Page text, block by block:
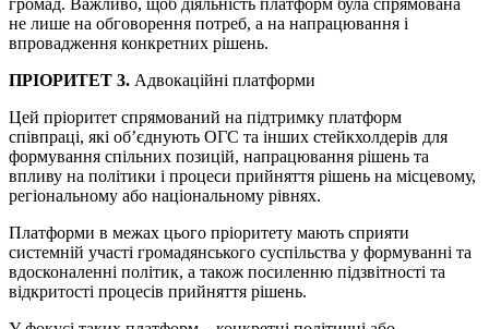
не лише на обговорення потреб, а на напрацювання і
впровадження конкретних рішень.
ПРІОРИТЕТ 3. Адвокаційні платформи
Цей пріоритет спрямований на підтримку платформ
співпраці, які об’єднують ОГС та інших стейкхолдерів для
формування спільних позицій, напрацювання рішень та
впливу на політики і процеси прийняття рішень на місцевому,
регіональному або національному рівнях.
Платформи в межах цього пріоритету мають сприяти
системній участі громадянського суспільства у формуванні та
вдосконаленні політик, а також посиленню підзвітності та
відкритості процесів прийняття рішень.